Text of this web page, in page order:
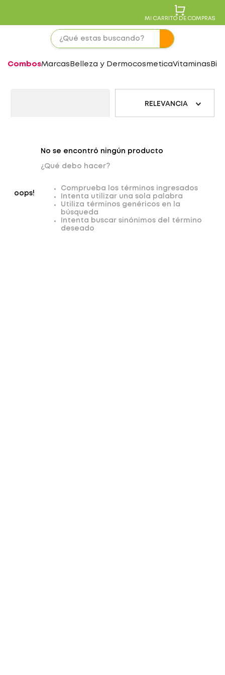
MI CARRITO DE COMPRAS
CombosMarcas Belleza y DermocosmeticaVitaminas
RELEVANCIA
oops!
No se encontró ningún producto
¿Qué debo hacer?
Comprueba los términos ingresados
Intenta utilizar una sola palabra
Utiliza términos genéricos en la
búsqueda
Intenta buscar sinónimos del término
deseado